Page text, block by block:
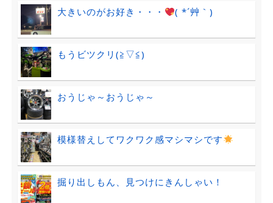
大きいのがお好き・・・ ( *´艸｀)
もうビツクリ(≧▽≦)
おうじゃ～おうじゃ～
模様替えしてワクワク感マシマシです
掘り出しもん、見つけにきんしゃい！